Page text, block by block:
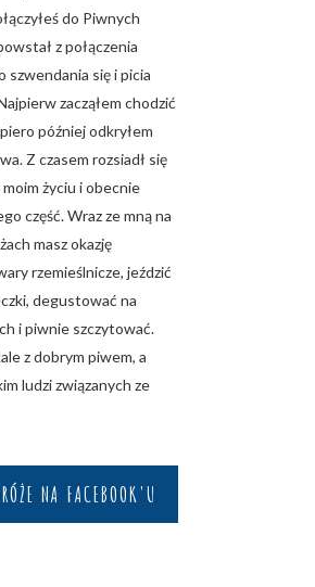
do Piwnych
z połączenia
szwendania się i picia
zacząłem chodzić
później odkryłem
Z czasem rozsiadł się
życiu i obecnie
część. Wraz ze mną na
masz okazję
rzemieślnicze, jeździć
degustować na
i piwnie szczytować.
z dobrym piwem, a
ludzi związanych ze
NA FACEBOOK'U